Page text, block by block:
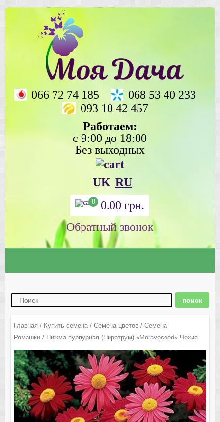
066 72 74 185
068 53 40 233
093 10 42 457
Работаем:
с 9:00 до 18:00
Без выходных
UK RU
0 0.00грн.
Главная / Купить семена/ Семена цветов/ Семена
Ромашки/ Пижма пурпурная (Пиретрум) «Moravoseed» Чехия